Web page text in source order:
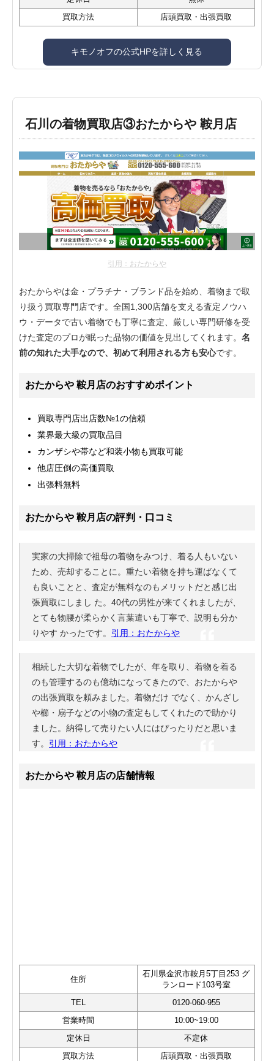
買取方法
店頭買取・出張買取
キモノオフの公式HPを詳しく見る
石川の着物買取店③おたからや 鞍月店
引用：おたからや
おたからやは金・プラチナ・ブランド品を始め、着物まで取
り扱う買取専門店です。全国1,300店舗を支える査定ノウハ
ウ・データで古い着物でも丁寧に査定、厳しい専門研修を受
けた査定のプロが眠った品物の価値を見出してくれます。 名
前の知れた大手なので、初めて利用される方も安心です。
おたからや 鞍月店のおすすめポイント
買取専門店出店数№1の信頼
業界最大級の買取品目
カンザシや帯など和装小物も買取可能
他店圧倒の高価買取
出張料無料
おたからや 鞍月店の評判・口コミ
実家の大掃除で祖母の着物をみつけ、着る人もいない
ため、売却することに。重たい着物を持ち運ばなくて
も良いことと、査定が無料なのもメリットだと感じ出
張買取にしまし た。40代の男性が来てくれましたが、
とても物腰が柔らかく言葉遣いも丁寧で、説明も分か
りやす かったです。 引用：おたからや
相続した大切な着物でしたが、年を取り、着物を着る
のも管理するのも億劫になってきたので、おたからや
の出張買取を頼みました。着物だけ でなく、かんざし
や櫛・扇子などの小物の査定もしてくれたので助かり
ました。納得して売りたい人にはぴったりだと思いま
す。 引用：おたからや
おたからや 鞍月店の店舗情報
住所
石川県金沢市鞍月5丁目253 グ
ランロード103号室
TEL
0120-060-955
営業時間
10:00~19:00
定休日
不定休
買取方法
店頭買取・出張買取